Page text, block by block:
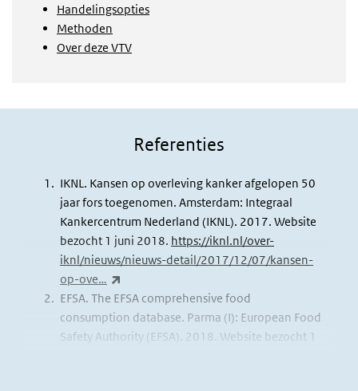
Handelingsopties
Methoden
Over deze VTV
Referenties
IKNL. Kansen op overleving kanker afgelopen 50
jaar fors toegenomen. Amsterdam: Integraal
Kankercentrum Nederland (IKNL). 2017. Website
bezocht 1 juni 2018. https://iknl.nl/over-
iknl/nieuws/nieuws-detail/2017/12/07/kansen-
op-ove…
EFSA. The EFSA comprehensive food
consumption database. Parma (I): European Food
Safety Authority (EFSA). 2018. Website bezocht 1